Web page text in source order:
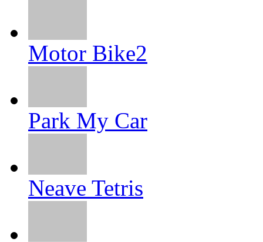
Motor Bike2
Park My Car
Neave Tetris